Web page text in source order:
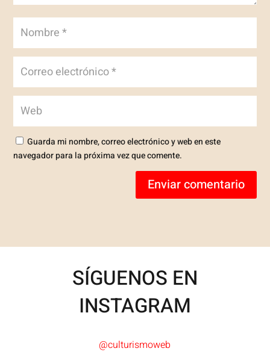
Guarda mi nombre, correo electrónico y web en este
navegador para la próxima vez que comente.
Enviar comentario
SÍGUENOS EN
INSTAGRAM
@culturismoweb